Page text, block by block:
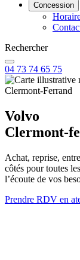
Concession
Rechercher
04 73 74 65 75
Volvo
Clermont-
Achat, reprise,
côtés pour toutes
l’écoute de vos
Prendre RDV en